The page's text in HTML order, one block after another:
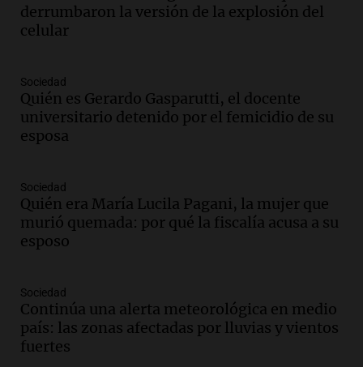
Viva la Radio Rosario
Episodios
en suspenso a hombre por simular robo
de recaudación en San Luis
Panorama Federal
Episodios
ayuda por problemas de fertilidad y la
ostentación de millonarios
Amamos Argentina
Episodios
avanza con testimonios clave sobre el
accidente en Villa Dolores
Panorama Federal
derrumbaron la versión de la explosión del
celular
Sociedad
Quién es Gerardo Gasparutti, el docente
universitario detenido por el femicidio de su
esposa
Sociedad
Quién era María Lucila Pagani, la mujer que
murió quemada: por qué la fiscalía acusa a su
esposo
Sociedad
Continúa una alerta meteorológica en medio
país: las zonas afectadas por lluvias y vientos
fuertes